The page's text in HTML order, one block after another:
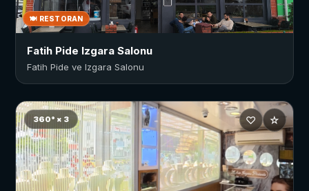
🍽 RESTORAN
Fatih Pide Izgara Salonu
Fatih Pide ve Izgara Salonu
360° × 3 ♡ ☆